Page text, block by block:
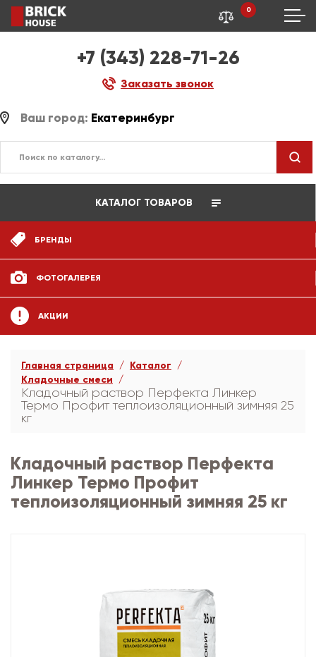
+7 (343) 228-71-26
Заказать звонок
0
Ваш город: Екатеринбург
КАТАЛОГ ТОВАРОВ
БРЕНДЫ
ФОТОГАЛЕРЕЯ
АКЦИИ
Главная страница
Каталог
Кладочные смеси
Кладочный раствор Перфекта Линкер
Термо Профит теплоизоляционный зимняя 25
кг
Кладочный раствор Перфекта
Линкер Термо Профит
теплоизоляционный зимняя 25 кг